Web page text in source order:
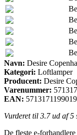
Navn: Desire
Kategori: Loftlamper
Producent: Desire
Varenummer:
EAN: 5713171199019
Vurderet til 3.7ud af 5
De fleste e-